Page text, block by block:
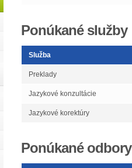
Ponúkané služby
Služba
Preklady
Jazykové konzultácie
Jazykové korektúry
Ponúkané odbory